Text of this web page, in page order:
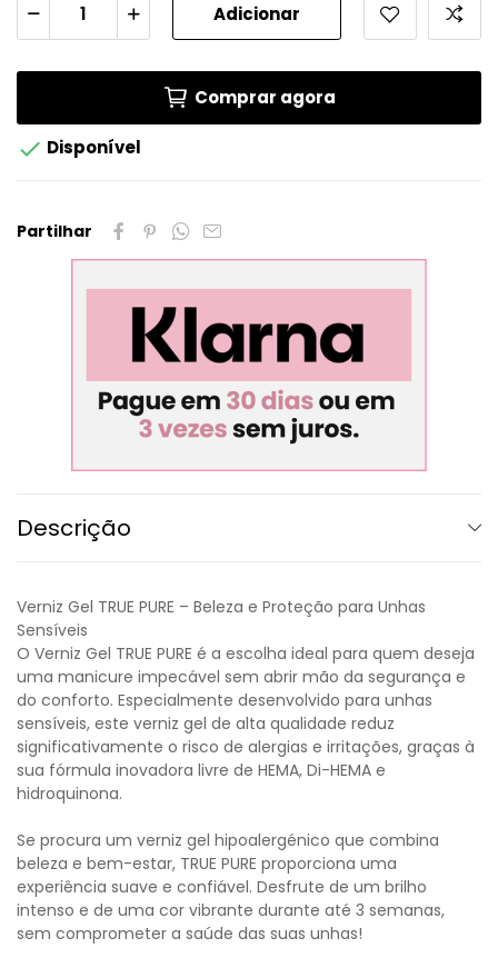
Adicionar
Comprar agora
 Disponível
Partilhar
Descrição
Verniz Gel TRUE PURE – Beleza e Proteção para Unhas
Sensíveis
O Verniz Gel TRUE PURE é a escolha ideal para quem deseja
uma manicure impecável sem abrir mão da segurança e
do conforto. Especialmente desenvolvido para unhas
sensíveis, este verniz gel de alta qualidade reduz
significativamente o risco de alergias e irritações, graças à
sua fórmula inovadora livre de HEMA, Di-HEMA e
hidroquinona.
Se procura um verniz gel hipoalergénico que combina
beleza e bem-estar, TRUE PURE proporciona uma
experiência suave e confiável. Desfrute de um brilho
intenso e de uma cor vibrante durante até 3 semanas,
sem comprometer a saúde das suas unhas!